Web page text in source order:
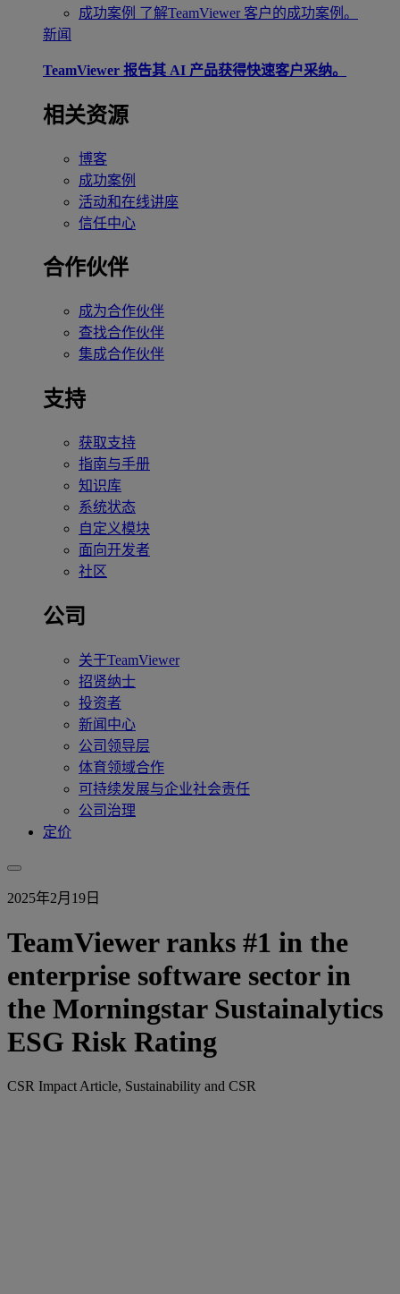
成功案例 了解TeamViewer 客户的成功案例。
新闻
TeamViewer 报告其 AI 产品获得快速客户采纳。
相关资源
博客
成功案例
活动和在线讲座
信任中心
合作伙伴
成为合作伙伴
查找合作伙伴
集成合作伙伴
支持
获取支持
指南与手册
知识库
系统状态
自定义模块
面向开发者
社区
公司
关于TeamViewer
招贤纳士
投资者
新闻中心
公司领导层
体育领域合作
可持续发展与企业社会责任
公司治理
定价
2025年2月19日
TeamViewer ranks #1 in the
enterprise software sector in
the Morningstar Sustainalytics
ESG Risk Rating
CSR Impact Article, Sustainability and CSR